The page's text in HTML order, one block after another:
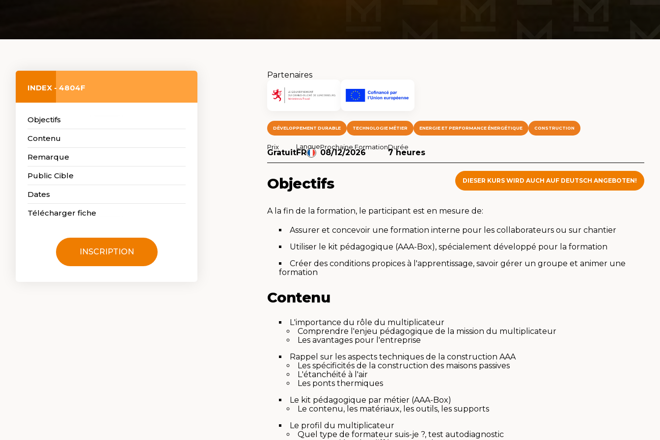
INDEX - 4804F
Objectifs
Contenu
Remarque
Public Cible
Dates
Télécharger fiche
INSCRIPTION
Partenaires
DÉVELOPPEMENT DURABLE TECHNOLOGIE MÉTIER ENERGIE ET PERFORMANCE ÉNERGÉTIQUE CONSTRUCTION
Prix
Gratuit
Langue
FR
Prochaine Formation
08/12/2026
Durée
7 heures
DIESER KURS WIRD AUCH AUF DEUTSCH ANGEBOTEN!
Objectifs
A la fin de la formation, le participant est en mesure de:
Assurer et concevoir une formation interne pour les collaborateurs ou sur chantier
Utiliser le kit pédagogique (AAA-Box), spécialement développé pour la formation
Créer des conditions propices à l'apprentissage, savoir gérer un groupe et animer une
formation
Contenu
L'importance du rôle du multiplicateur
Comprendre l'enjeu pédagogique de la mission du multiplicateur
Les avantages pour l'entreprise
Rappel sur les aspects techniques de la construction AAA
Les spécificités de la construction des maisons passives
L'étanchéité à l'air
Les ponts thermiques
Le kit pédagogique par métier (AAA-Box)
Le contenu, les matériaux, les outils, les supports
Le profil du multiplicateur
Quel type de formateur suis-je ?, test autodiagnostic